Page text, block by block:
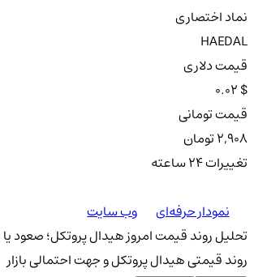
نماد اختصاری
HAEDAL
قیمت دلاری
0.02 $
قیمت تومانی
2,908 تومان
تغییرات ۲۴ ساعته
نمودار حرفه‌ای
وب سایت
تحلیل روند قیمت امروز هیدال پروتکل؛ صعود یا
روند قیمتی هیدال پروتکل و جهت احتمالی بازار